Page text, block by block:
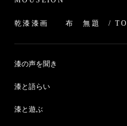
乾漆漆画 布 無題 /
漆の声を聞き
漆と語らい
漆と遊ぶ